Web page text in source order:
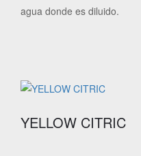
agua donde es diluido.
YELLOW CITRIC